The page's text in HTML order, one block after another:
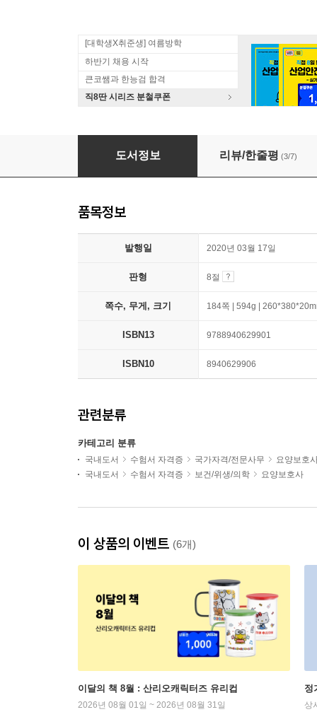
[대학생X취준생] 여름방학
하반기 채용 시작
큰코쌤과 한능검 합격
직8딴 시리즈 분철쿠폰
2020 요양보호사 적중모의고사문제
도서정보 리뷰/한줄평 (3/7)
품목정보
발행일 2020년 03월 17일
판형 8절
쪽수, 무게, 크기 184쪽 | 594g |
ISBN13 9788940629901
ISBN10 8940629906
관련분류
카테고리 분류
국내도서 수험서 자격증 국가자격/전문사무
요양보호
국내도서
수험서 자격증 보건/위생/의학 요양보호사
이 상품의 이벤트 (6개)
이달의 책 8월 : 산리오캐릭터즈 유리컵
2026년 08월 01일 ~ 2026년 08월 31일
정
상